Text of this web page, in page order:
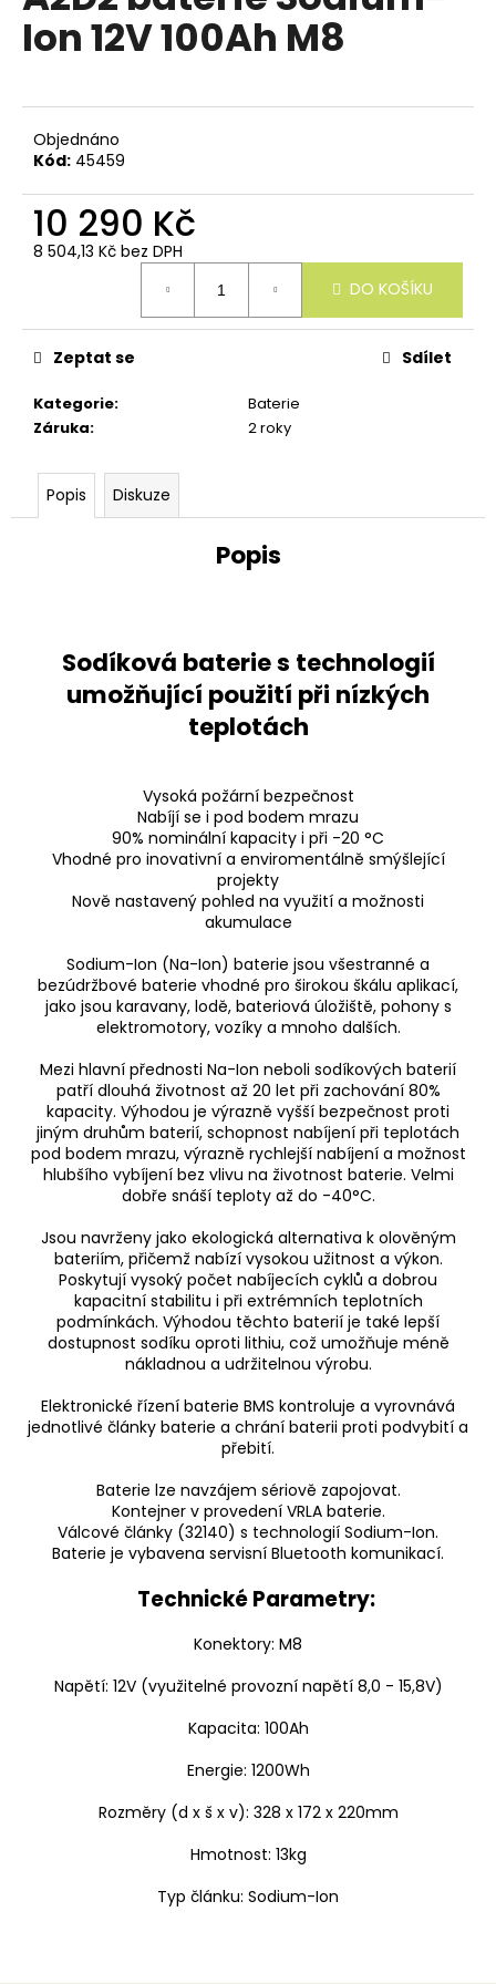
0,0
Ion 12V 100Ah M8
Objednáno
Kód: 45459
10 290 Kč
8 504,13 Kč bez DPH
DO KOŠÍKU
Kategorie:
Baterie
Záruka: 2 roky
Zeptat se Sdílet
Popis Diskuze
Popis
Sodíková baterie s technologií
umožňující použití při nízkých
teplotách
Vysoká požární bezpečnost
Nabíjí se i pod bodem mrazu
90% nominální kapacity i při -20 °C
Vhodné pro inovativní a enviromentálně smýšlející
projekty
Nově nastavený pohled na využití a možnosti
akumulace
Sodium-Ion (Na-Ion) baterie jsou všestranné a
bezúdržbové baterie vhodné pro širokou škálu aplikací,
jako jsou karavany, lodě, bateriová úložiště, pohony s
elektromotory, vozíky a mnoho dalších.
Mezi hlavní přednosti Na-Ion neboli sodíkových baterií
patří dlouhá životnost až 20 let při zachování 80%
kapacity. Výhodou je výrazně vyšší bezpečnost proti
jiným druhům baterií, schopnost nabíjení při teplotách
pod bodem mrazu, výrazně rychlejší nabíjení a možnost
hlubšího vybíjení bez vlivu na životnost baterie. Velmi
dobře snáší teploty až do -40°C.
Jsou navrženy jako ekologická alternativa k olověným
bateriím, přičemž nabízí vysokou užitnost a výkon.
Poskytují vysoký počet nabíjecích cyklů a dobrou
kapacitní stabilitu i při extrémních teplotních
podmínkách. Výhodou těchto baterií je také lepší
dostupnost sodíku oproti lithiu, což umožňuje méně
nákladnou a udržitelnou výrobu.
Elektronické řízení baterie BMS kontroluje a vyrovnává
jednotlivé články baterie a chrání baterii proti podvybití a
přebití.
Baterie lze navzájem sériově zapojovat.
Kontejner v provedení VRLA baterie.
Válcové články (32140) s technologií Sodium-Ion.
Baterie je vybavena servisní Bluetooth komunikací.
Technické Parametry:
Konektory: M8
Napětí: 12V (využitelné provozní napětí 8,0 - 15,8V)
Kapacita: 100Ah
Energie: 1200Wh
Rozměry (d x š x v): 328 x 172 x 220mm
Hmotnost: 13kg
Typ článku: Sodium-Ion
n
a
?
HLEDAT
D
o
p
č